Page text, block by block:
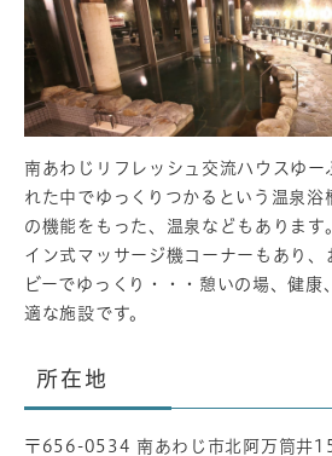
南あわじリフレッシュ交流ハウスゆー
れた中でゆっくりつかるという温泉浴
の機能をもった、温泉などもあります
イン式マッサージ機コーナーもあり、
ビーでゆっくり・・・憩いの場、健康
適な施設です。
所在地
〒656-0534 南あわじ市北阿万筒井